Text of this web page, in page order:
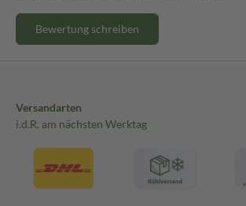
Bewertung schreiben
Versandarten
i.d.R. am nächsten Werktag